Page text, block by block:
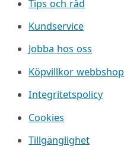
Tips och råd
Kundservice
Jobba hos oss
Köpvillkor webbshop
Integritetspolicy
Cookies
Tillgänglighet